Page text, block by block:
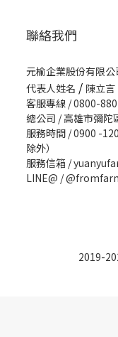
聯絡我們
元榆企業股份有限
代表人姓名 / 陳立言
客服專線 / 0800-
總公司 / 高雄市彌陀
服務時間 / 0900 -
除外）
服務信箱 /
LINE@ /
2019-